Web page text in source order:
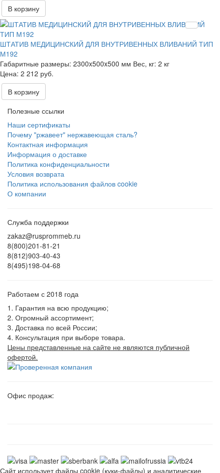
В корзину
ШТАТИВ МЕДИЦИНСКИЙ ДЛЯ ВНУТРИВЕННЫХ ВЛИВАНИЙ ТИП
М192
Габаритные размеры: 2300x500x500 мм Вес, кг: 2 кг
2 212 руб.
В корзину
Полезные ссылки
Наши сертификаты
Почему "ржавеет" нержавеющая сталь?
Контактная информация
Информация о доставке
Политика конфиденциальности
Условия возврата
Политика использования файлов cookie
О компании
Служба поддержки
zakaz@rusprommeb.ru
8(800)201-81-21
8(812)903-40-43
8(495)198-04-68
Работаем с 2018 года
1. Гарантия на всю продукцию;
2. Огромный ассортимент;
3. Доставка по всей России;
4. Консультация при выборе товара.
Цены представленные на сайте не являются публичной
офертой.
Офис продаж:
Сайт использует файлы cookie (куки-файлы) и аналитические